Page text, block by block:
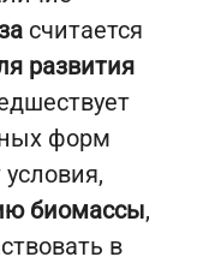
считается
развития
форм
биомассы,
в